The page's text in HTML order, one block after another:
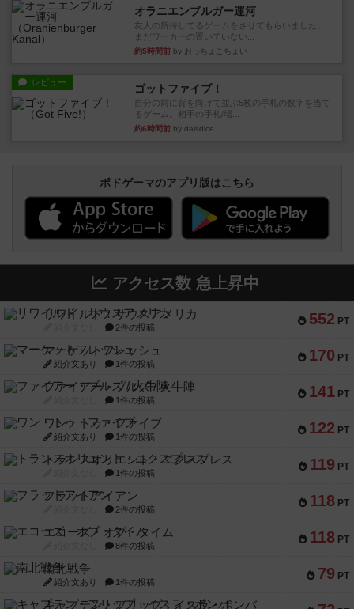
オラニエンブルガー運河
友人の所持してるゲームをさせてもらいました。
まだワーカーの置いていない...
約5時間前 by おっちょこちょい
レビュー ゴットファイブ！
自分の前に背を向けて並ぶ5枚の手札の数字を当て
るゲーム。相手の手札/場...
約6時間前 by daisdice
ボドゲーマのアプリ版はこちら
アクセス数 急上昇中
552 PT
リワイルド：サウスアメリカ
2件の投稿
170 PT
マーケットフレッシュ
紹介文あり 1件の投稿
141 PT
ファイアー・ブルズ / 火牛陣
1件の投稿
122 PT
ワン・トゥ・ファイブ
紹介文あり 1件の投稿
119 PT
トランスオリエント・エクスプレス
1件の投稿
118 PT
フラットアイアン
2件の投稿
118 PT
エコーズ・オブ・タイム
8件の投稿
79 PT
南北戦争
紹介文あり 1件の投稿
キャプテン・フリップ：イスラ・ボンバ